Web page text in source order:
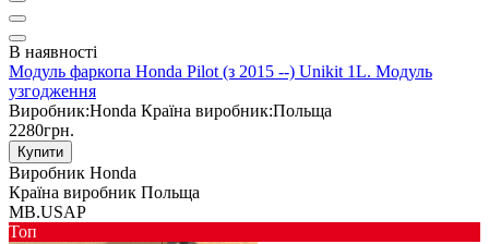
В наявності
Модуль фаркопа Honda Pilot (з 2015 --) Unikit 1L. Модуль
узгодження
Виробник:Honda Країна виробник:Польща
2280грн.
Купити
Виробник Honda
Країна виробник Польща
MB.USAP
Toп